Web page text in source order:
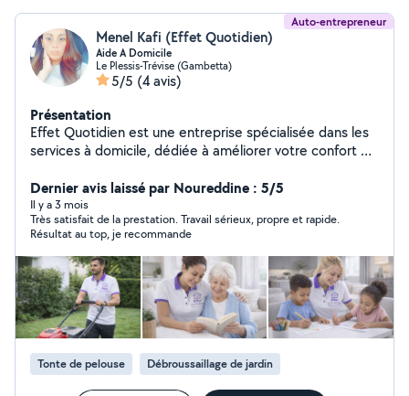
Auto-entrepreneur
Menel Kafi (Effet Quotidien)
Aide A Domicile
Le Plessis-Trévise (Gambetta)
5/5 (4 avis)
Présentation
Effet Quotidien est une entreprise spécialisée dans les
services à domicile, dédiée à améliorer votre confort de
fiables, flexibles et adaptées à vos besoins, que ce soit
pour l'entretien de votre maison, la garde de vos
enfants ou l'assistance informatique. Notre objectif est
simple : vous faire gagner du temps et vous offrir un
environnement propre, serein et bien organisé. Nos
services : Ménage et entretien Garde d'enfants (à partir
de 3 ans) Repassage Assistance informatique Entretien
du jardin (tonte, nettoyage, petits travaux)
Accompagnement et livraisons Préparation de repas à
domicile
Dernier avis laissé par Noureddine : 5/5
Il y a 3 mois
Très satisfait de la prestation. Travail sérieux, propre et rapide.
Résultat au top, je recommande
Tonte de pelouse Débroussaillage de jardin